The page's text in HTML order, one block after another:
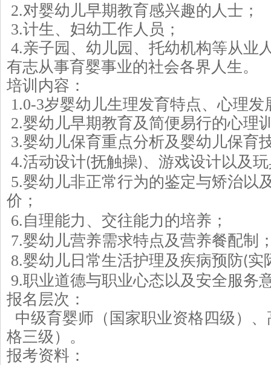
2.对婴幼儿早期教育感兴趣的人士；
3.计生、妇幼工作人员；
4.亲子园、幼儿园、托幼机构等从业
有志从事育婴事业的社会各界人生。
培训内容：
1.0-3岁婴幼儿生理发育特点、心理发
2.婴幼儿早期教育及简便易行的心理
3.婴幼儿保育重点分析及婴幼儿保育
4.活动设计(抚触操) 、游戏设计以及
5.婴幼儿非正常行为的鉴定与矫治以
价；
6.自理能力、交往能力的培养；
7.婴幼儿营养需求特点及营养餐配制
8.婴幼儿日常生活护理及疾病预防(实
9.职业道德与职业心态以及安全服务
报名层次：
中级育婴师 （国家职业资格四级）
格三级）。
报考资料：